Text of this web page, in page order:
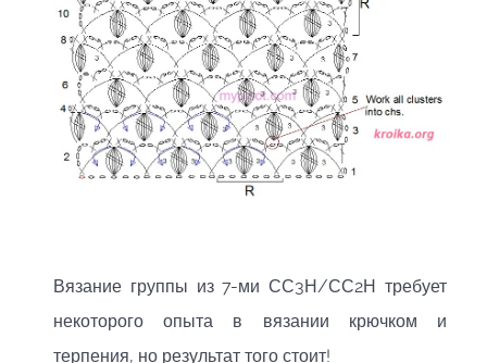
Вязание группы из 7-ми СС3Н/СС2Н требует
некоторого опыта в вязании крючком и
терпения, но результат того стоит!